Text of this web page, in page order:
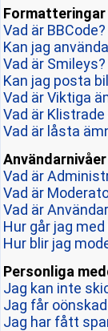
Vad är BBCode?
Kan jag
Vad är Smileys?
Kan jag posta
Vad är Viktiga
Vad är
Vad är låsta
Vad är
Vad är
Vad är
Hur går jag
Hur blir jag
Personliga
Jag kan inte
Jag får
Jag har fått